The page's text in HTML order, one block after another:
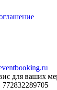
для ваших